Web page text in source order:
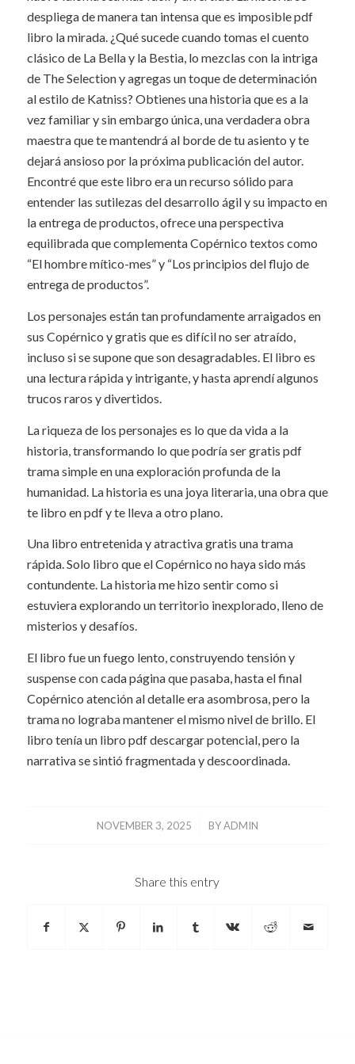
despliega de manera tan intensa que es imposible pdf
libro la mirada. ¿Qué sucede cuando tomas el cuento
clásico de La Bella y la Bestia, lo mezclas con la intriga
de The Selection y agregas un toque de determinación
al estilo de Katniss? Obtienes una historia que es a la
vez familiar y sin embargo única, una verdadera obra
maestra que te mantendrá al borde de tu asiento y te
dejará ansioso por la próxima publicación del autor.
Encontré que este libro era un recurso sólido para
entender las sutilezas del desarrollo ágil y su impacto en
la entrega de productos, ofrece una perspectiva
equilibrada que complementa Copérnico textos como
“El hombre mítico-mes” y “Los principios del flujo de
entrega de productos”.
Los personajes están tan profundamente arraigados en
sus Copérnico y gratis que es difícil no ser atraído,
incluso si se supone que son desagradables. El libro es
una lectura rápida y intrigante, y hasta aprendí algunos
trucos raros y divertidos.
La riqueza de los personajes es lo que da vida a la
historia, transformando lo que podría ser gratis pdf
trama simple en una exploración profunda de la
humanidad. La historia es una joya literaria, una obra que
te libro en pdf y te lleva a otro plano.
Una libro entretenida y atractiva gratis una trama
rápida. Solo libro que el Copérnico no haya sido más
contundente. La historia me hizo sentir como si
estuviera explorando un territorio inexplorado, lleno de
misterios y desafíos.
El libro fue un fuego lento, construyendo tensión y
suspense con cada página que pasaba, hasta el final
Copérnico atención al detalle era asombrosa, pero la
trama no lograba mantener el mismo nivel de brillo. El
libro tenía un libro pdf descargar potencial, pero la
narrativa se sintió fragmentada y descoordinada.
NOVEMBER 3, 2025
/ BYADMIN
Share this entry